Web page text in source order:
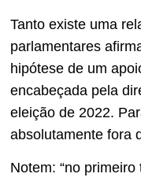
Tanto existe uma
parlamentares
hipótese de um
encabeçada pela
eleição de 2022.
absolutamente fora
Notem: “no